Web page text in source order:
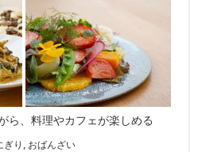
ら、料理やカフェが楽しめる
ぎり, おばんざい